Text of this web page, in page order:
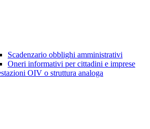
Scadenzario obblighi amministrativi
Oneri informativi per cittadini e imprese
OIV o struttura analoga